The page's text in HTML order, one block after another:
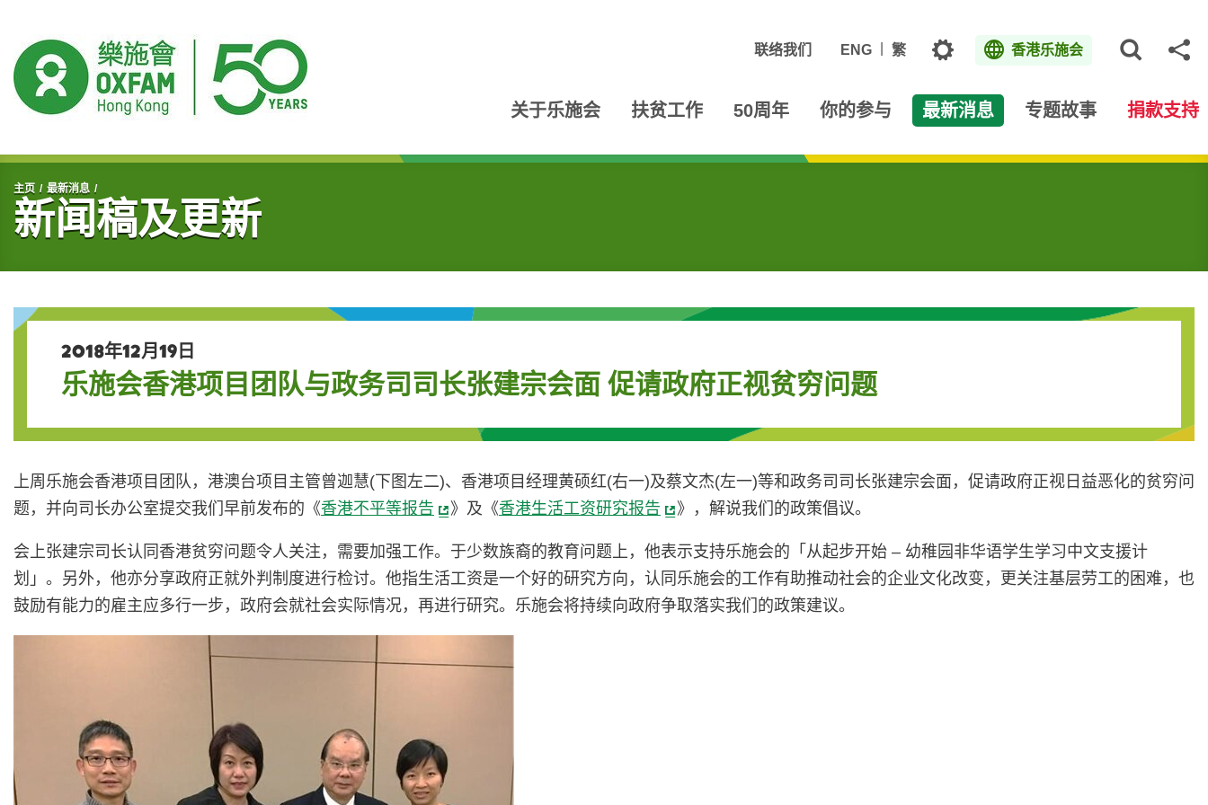
联络我们 ENG 繁 主题 香港乐施会
关于乐施会 扶贫工作 50周年 你的参与 最新消息 专题故事 捐款支持
开始主要内容
主页 最新消息
新闻稿及更新
2018年12月19日
乐施会香港项目团队与政务司司长张建宗会面 促请政府正视贫穷问题
上周乐施会香港项目团队，港澳台项目主管曾迦慧(下图左二)、香港项目经理黄硕红(右一)及蔡文杰(左一)等和政务司司长张建宗会面，促请政府正视日益恶化的贫穷问
题，并向司长办公室提交我们早前发布的《香港不平等报告 》及《香港生活工资研究报告 》，解说我们的政策倡议。
会上张建宗司长认同香港贫穷问题令人关注，需要加强工作。于少数族裔的教育问题上，他表示支持乐施会的「从起步开始 – 幼稚园非华语学生学习中文支援计
划」。另外，他亦分享政府正就外判制度进行检讨。他指生活工资是一个好的研究方向，认同乐施会的工作有助推动社会的企业文化改变，更关注基层劳工的困难，也
鼓励有能力的雇主应多行一步，政府会就社会实际情况，再进行研究。乐施会将持续向政府争取落实我们的政策建议。